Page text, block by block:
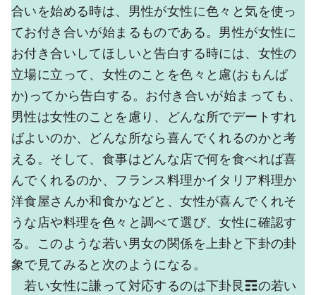
合いを始める時は、男性が女性に色々と気を使っ
てお付き合いが始まるものである。男性が女性に
お付き合いしてほしいと告白する時には、女性の
立場に立って、女性のことを色々と慮(おもんぱ
か)ってから告白する。お付き合いが始まっても、
男性は女性のことを慮り、どんな所でデートすれ
ばよいのか、どんな所なら喜んでくれるのかと考
える。そして、食事はどんな店で何を食べれば喜
んでくれるのか、フランス料理かイタリア料理か
洋食屋さんか和食かなどと、女性が喜んでくれそ
うな店や料理を色々と調べて選び、女性に確認す
る。このような若い男女の関係を上卦と下卦の卦
象で見てみると次のようになる。
若い女性に謙って対応するのは下卦艮☶の若い